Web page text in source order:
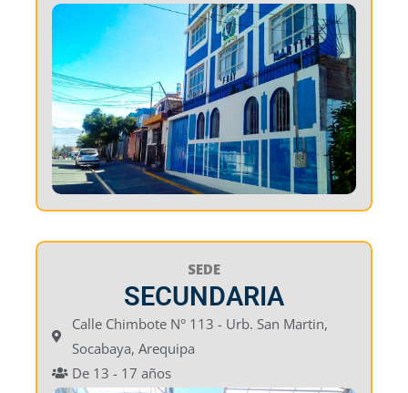
SEDE
SECUNDARIA
Calle Chimbote N° 113 - Urb. San Martin,
Socabaya, Arequipa
De 13 - 17 años